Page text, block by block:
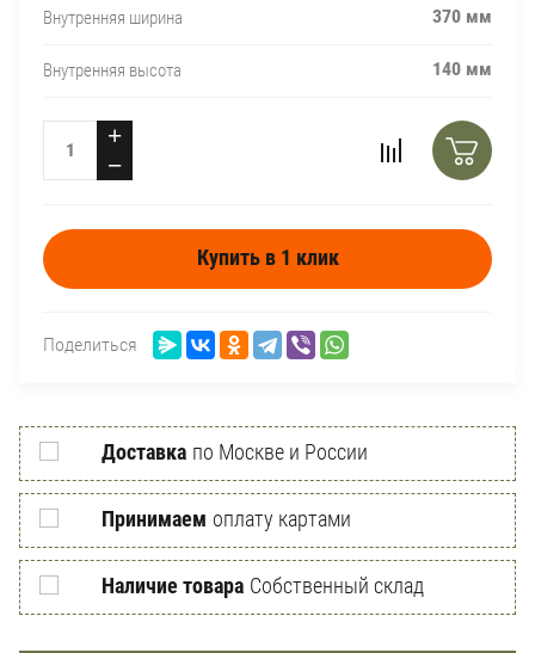
Внутренняя ширина 370 мм
Внутренняя высота 140 мм
+
−
Купить в 1 клик
Поделиться
Доставка по Москве и России
Принимаем оплату картами
Наличие товара Собственный склад